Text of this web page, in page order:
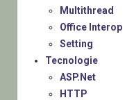
Multithread
Office Interop
Setting
Tecnologie
ASP.Net
HTTP